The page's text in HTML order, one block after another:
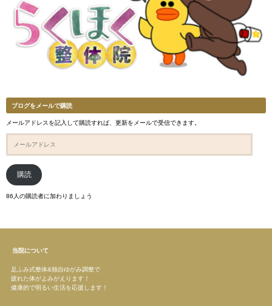
ブログをメールで購読
メールアドレスを記入して購読すれば、更新をメールで受信できます。
ル
ア
ド
レ
購読
86人の購読者に加わりましょう
当院について
足ふみ式整体&独自ゆがみ調整で
疲れた体がよみがえります！
健康的で明るい生活を応援します！